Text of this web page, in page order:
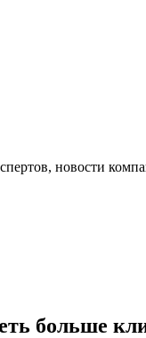
новости
больше